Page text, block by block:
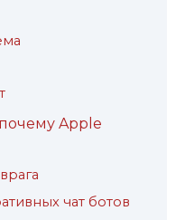
Apple
чат ботов